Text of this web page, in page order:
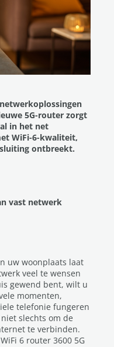
5G-router zorgt
in het net
WiFi-6-kwaliteit,
ontbreekt.
vast netwerk
uw woonplaats laat
veel te wensen
gewend bent, wilt u
momenten,
telefonie fungeren
slechts om de
te verbinden.
6 router 3600 5G